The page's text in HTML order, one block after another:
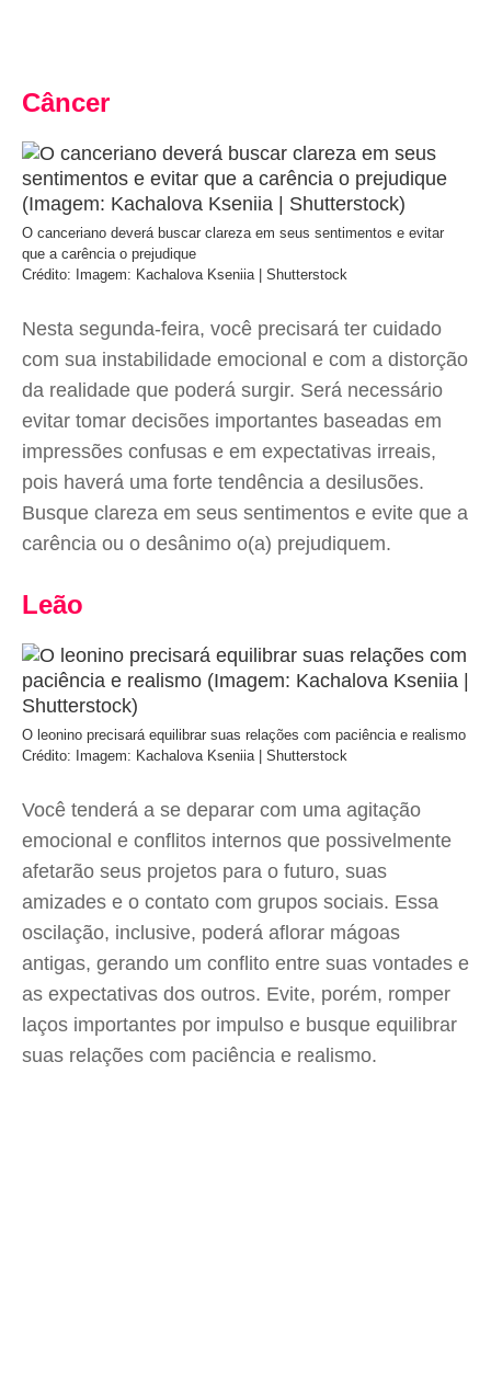
Câncer
O canceriano deverá buscar clareza em seus sentimentos e evitar
que a carência o prejudique
Crédito: Imagem: Kachalova Kseniia | Shutterstock
Nesta segunda-feira, você precisará ter cuidado
com sua instabilidade emocional e com a distorção
da realidade que poderá surgir. Será necessário
evitar tomar decisões importantes baseadas em
impressões confusas e em expectativas irreais,
pois haverá uma forte tendência a desilusões.
Busque clareza em seus sentimentos e evite que a
carência ou o desânimo o(a) prejudiquem.
Leão
O leonino precisará equilibrar suas relações com paciência e realismo
Crédito: Imagem: Kachalova Kseniia | Shutterstock
Você tenderá a se deparar com uma agitação
emocional e conflitos internos que possivelmente
afetarão seus projetos para o futuro, suas
amizades e o contato com grupos sociais. Essa
oscilação, inclusive, poderá aflorar mágoas
antigas, gerando um conflito entre suas vontades e
as expectativas dos outros. Evite, porém, romper
laços importantes por impulso e busque equilibrar
suas relações com paciência e realismo.